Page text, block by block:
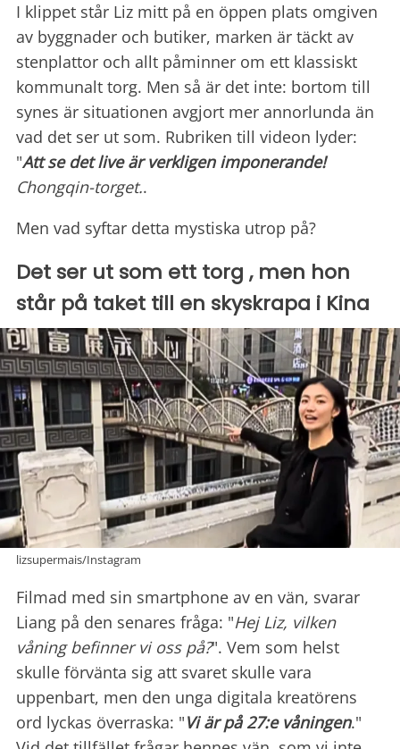
I klippet står Liz mitt på en öppen plats omgiven
av byggnader och butiker, marken är täckt av
stenplattor och allt påminner om ett klassiskt
kommunalt torg. Men så är det inte: bortom till
synes är situationen avgjort mer annorlunda än
vad det ser ut som. Rubriken till videon lyder:
"Att se det live är verkligen imponerande!
Chongqin-torget..
Men vad syftar detta mystiska utrop på?
Det ser ut som ett torg , men hon
står på taket till en skyskrapa i Kina
lizsupermais/Instagram
Filmad med sin smartphone av en vän, svarar
Liang på den senares fråga: "Hej Liz, vilken
våning befinner vi oss på?". Vem som helst
skulle förvänta sig att svaret skulle vara
uppenbart, men den unga digitala kreatörens
ord lyckas överraska: "Vi är på 27:e våningen."